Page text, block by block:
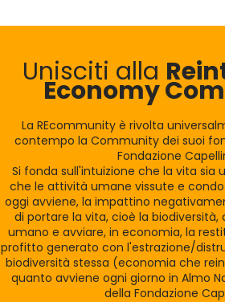
Unisciti alla
Economy
La REcommunity è rivolta
contempo la Community dei suoi
Fondazione
Si fonda sull'intuizione che la vita sia
che le attività umane vissute e
oggi avviene, la impattino
di portare la vita, cioè la
umano e avviare, in economia, la
profitto generato con l'estrazione/
biodiversità stessa (economia che
quanto avviene ogni giorno in Almo
della Fondazione